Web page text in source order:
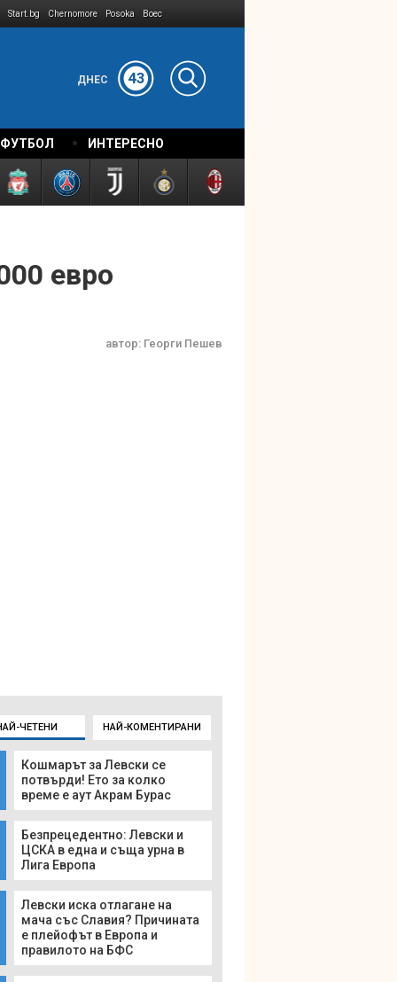
Start.bg Chernomore Posoka Boec
ДНЕС 43
ФУТБОЛ ИНТЕРЕСНО
евро
автор: Георги Пешев
ЧЕТЕНИ НАЙ-КОМЕНТИРАНИ
Кошмарът за Левски се
потвърди! Ето за колко
време е аут Акрам Бурас
Безпрецедентно: Левски и
ЦСКА в една и съща урна в
Лига Европа
Левски иска отлагане на
мача със Славия? Причината
е плейофът в Европа и
правилото на БФС